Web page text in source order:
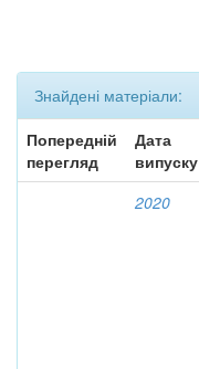
Знайдені матеріали:
Попередній
перегляд
Дата
випуску
2020